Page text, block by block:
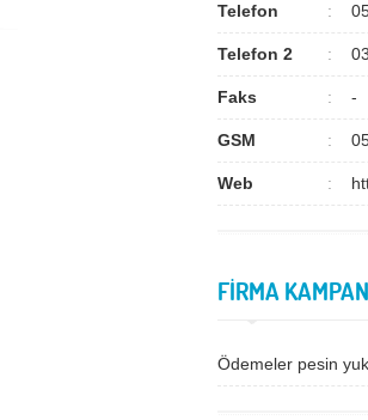
Telefon
Telefon 2
Faks -
GSM
Web
FİRMA
Ödemeler pesin